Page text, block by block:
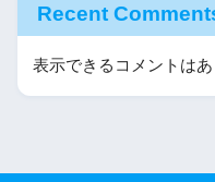
Recent
表示できるコメントはあ